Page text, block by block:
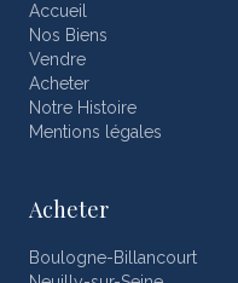
Accueil
Nos Biens
Vendre
Acheter
Notre Histoire
Mentions légales
Acheter
Boulogne-Billancourt